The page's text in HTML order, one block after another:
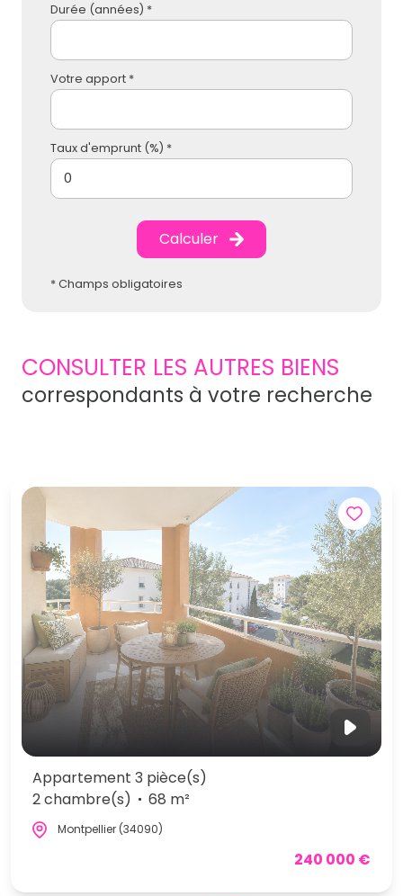
Durée (années) *
Votre apport *
Taux d'emprunt (%) *
Calculer
* Champs obligatoires
CONSULTER LES AUTRES BIENS
correspondants à votre recherche
Appartement 3 pièce(s)
2 chambre(s)
68 m²
Montpellier (34090)
240 000 €